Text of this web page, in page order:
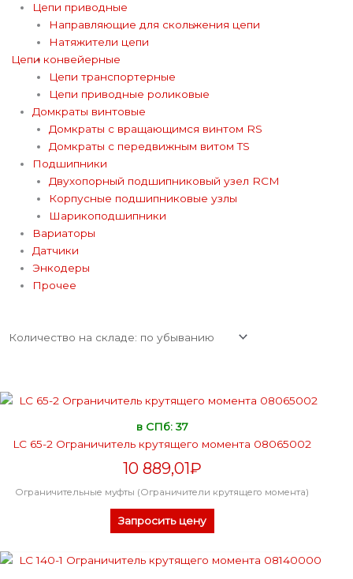
Цепи приводные
Направляющие для скольжения цепи
Натяжители цепи
Цепи конвейерные
Цепи транспортерные
Цепи приводные роликовые
Домкраты винтовые
Домкраты с вращающимся винтом RS
Домкраты с передвижным витом TS
Подшипники
Двухопорный подшипниковый узел RCM
Корпусные подшипниковые узлы
Шарикоподшипники
Вариаторы
Датчики
Энкодеры
Прочее
в СПб: 37
LC 65-2 Ограничитель крутящего момента 08065002
10 889,01₽
Ограничительные муфты (Ограничители крутящего момента)
Запросить цену